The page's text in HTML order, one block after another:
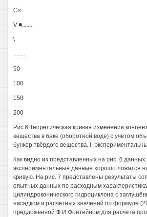
С«
V ■.......
\
........
50
100
150
200
Рис.6 Теоретическая кривая изменения
вещества в баке (оборотной воде) с учётом
бункер твёрдого вещества. I-
Как видно из представленных на рис. 6
экспериментальные данные хорошо ложатся
кривую. На рис. 7 представлены результаты
опытных данных по расходным
цилиндроконического гидроциклона с
насадком и расчетных значений по формуле
предложенной Ф.И.Фонтейном для расчета